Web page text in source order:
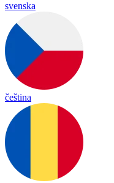
svenska
čeština